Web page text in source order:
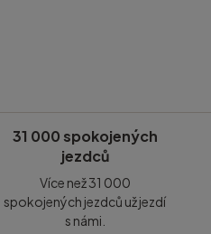
31 000 spokojených
jezdců
Více než 31 000
spokojených jezdců už jezdí
s námi.